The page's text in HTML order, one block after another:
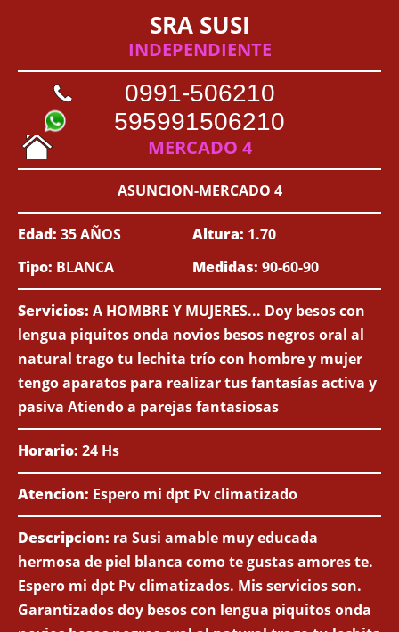
SRA SUSI
INDEPENDIENTE
0991-506210
595991506210
MERCADO 4
ASUNCION-MERCADO 4
Edad: 35 AÑOS Altura: 1.70
Tipo: BLANCA Medidas: 90-60-90
Servicios: A HOMBRE Y MUJERES... Doy besos con
lengua piquitos onda novios besos negros oral al
natural trago tu lechita trío con hombre y mujer
tengo aparatos para realizar tus fantasías activa y
pasiva Atiendo a parejas fantasiosas
Horario: 24 Hs
Atencion: Espero mi dpt Pv climatizado
Descripcion: ra Susi amable muy educada
hermosa de piel blanca como te gustas amores te.
Espero mi dpt Pv climatizados. Mis servicios son.
Garantizados doy besos con lengua piquitos onda